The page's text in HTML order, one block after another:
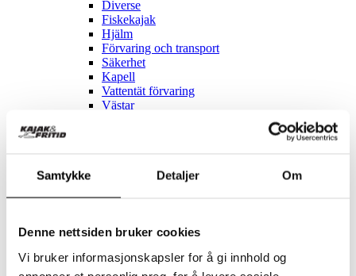
Samtykke Detaljer Om
Denne nettsiden bruker cookies
Vi bruker informasjonskapsler for å gi innhold og
Diverse
Fiskekajak
Hjälm
Förvaring och transport
Säkerhet
Kapell
Vattentät förvaring
Västar
Förvaring och transport
Reservdelar
Se allt inom Reservdelar